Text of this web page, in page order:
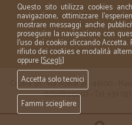
Cicalia srl - via Acerbi 35 - 46100 -
02508120207 - Tel. +39
Questo sito utilizza cookies
navigazione, ottimizzare
mostrare messaggi anche
proseguire la navigazione con
l'uso dei cookie cliccando
rifiuto dei cookies e modalità
oppure [Scegli]
Accetta solo tecnici
Fammi sciegliere